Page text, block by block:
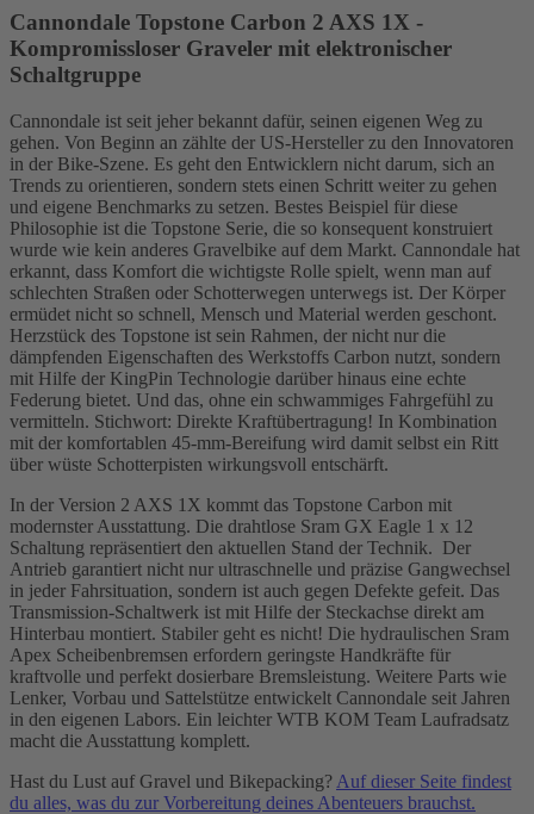
Cannondale Topstone Carbon 2 AXS 1X -
Kompromissloser Graveler mit elektronischer
Schaltgruppe
Cannondale ist seit jeher bekannt dafür, seinen eigenen Weg zu
gehen. Von Beginn an zählte der US-Hersteller zu den Innovatoren
in der Bike-Szene. Es geht den Entwicklern nicht darum, sich an
Trends zu orientieren, sondern stets einen Schritt weiter zu gehen
und eigene Benchmarks zu setzen. Bestes Beispiel für diese
Philosophie ist die Topstone Serie, die so konsequent konstruiert
wurde wie kein anderes Gravelbike auf dem Markt. Cannondale hat
erkannt, dass Komfort die wichtigste Rolle spielt, wenn man auf
schlechten Straßen oder Schotterwegen unterwegs ist. Der Körper
ermüdet nicht so schnell, Mensch und Material werden geschont.
Herzstück des Topstone ist sein Rahmen, der nicht nur die
dämpfenden Eigenschaften des Werkstoffs Carbon nutzt, sondern
mit Hilfe der KingPin Technologie darüber hinaus eine echte
Federung bietet. Und das, ohne ein schwammiges Fahrgefühl zu
vermitteln. Stichwort: Direkte Kraftübertragung! In Kombination
mit der komfortablen 45-mm-Bereifung wird damit selbst ein Ritt
über wüste Schotterpisten wirkungsvoll entschärft.
In der Version 2 AXS 1X kommt das Topstone Carbon mit
modernster Ausstattung. Die drahtlose Sram GX Eagle 1 x 12
Schaltung repräsentiert den aktuellen Stand der Technik. Der
Antrieb garantiert nicht nur ultraschnelle und präzise Gangwechsel
in jeder Fahrsituation, sondern ist auch gegen Defekte gefeit. Das
Transmission-Schaltwerk ist mit Hilfe der Steckachse direkt am
Hinterbau montiert. Stabiler geht es nicht! Die hydraulischen Sram
Apex Scheibenbremsen erfordern geringste Handkräfte für
kraftvolle und perfekt dosierbare Bremsleistung. Weitere Parts wie
Lenker, Vorbau und Sattelstütze entwickelt Cannondale seit Jahren
in den eigenen Labors. Ein leichter WTB KOM Team Laufradsatz
macht die Ausstattung komplett.
Hast du Lust auf Gravel und Bikepacking? Auf dieser Seite findest
du alles, was du zur Vorbereitung deines Abenteuers brauchst.